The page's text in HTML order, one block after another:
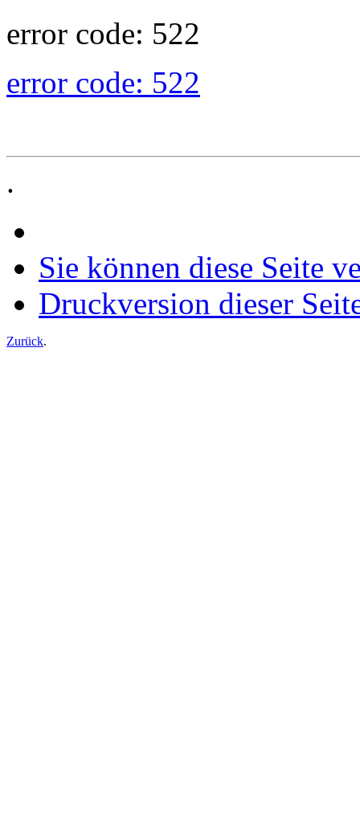
error code: 522
error code: 522
.
Sie können diese Seite
Druckversion dieser
Zurück.